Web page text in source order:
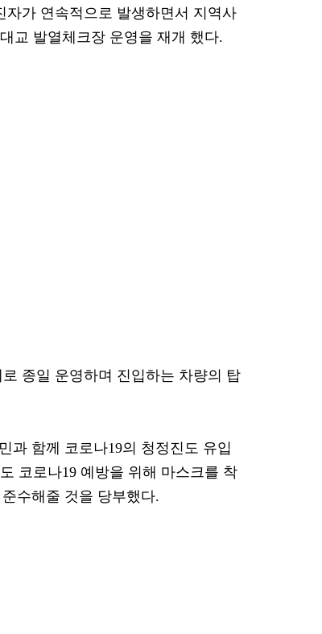
가 연속적으로 발생하면서 지역사
교 발열체크장 운영을 재개 했다.
종일 운영하며 진입하는 차량의 탑
과 함께 코로나19의 청정진도 유입
코로나19 예방을 위해 마스크를 착
수해줄 것을 당부했다.